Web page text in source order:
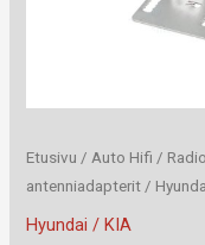
Etusivu / Auto Hifi /
antenniadapterit /
Hyundai / KIA